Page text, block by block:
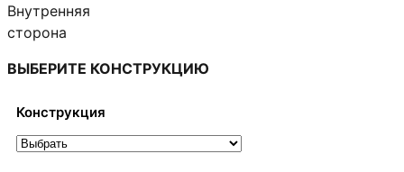
Внутренняя
сторона
ВЫБЕРИТЕ КОНСТРУКЦИЮ
Конструкция